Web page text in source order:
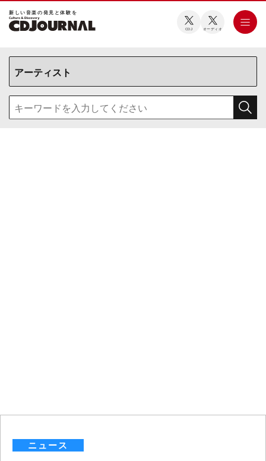
新しい⾳楽の発⾒と体験を
CDJ オーディオ
ニュース